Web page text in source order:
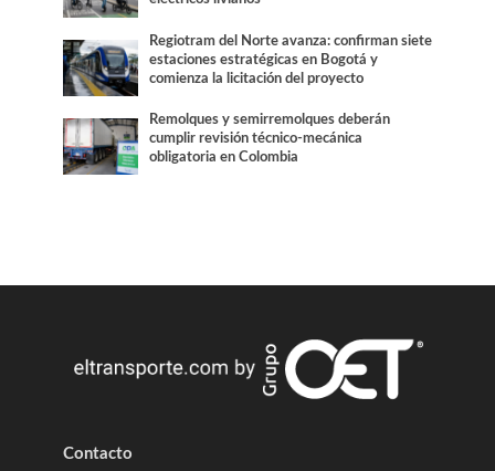
Regiotram del Norte avanza: confirman siete
estaciones estratégicas en Bogotá y
comienza la licitación del proyecto
Remolques y semirremolques deberán
cumplir revisión técnico-mecánica
obligatoria en Colombia
Contacto